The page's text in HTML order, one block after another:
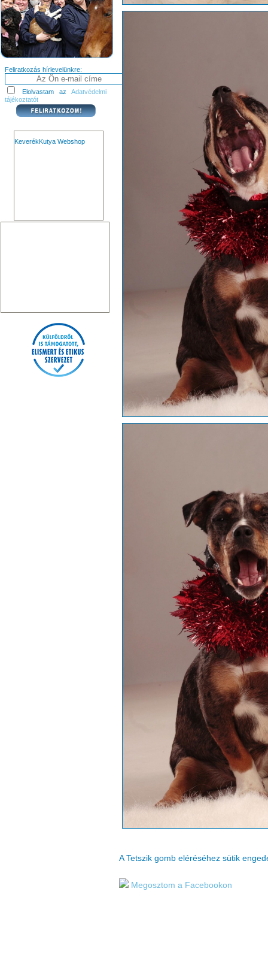
Feliratkozás hírlevelünkre:
Elolvastam az Adatvédelmi
tájékoztatót
KeverékKutya Webshop
A Tetszik gomb eléréséhez sütik
Megosztom a Facebookon